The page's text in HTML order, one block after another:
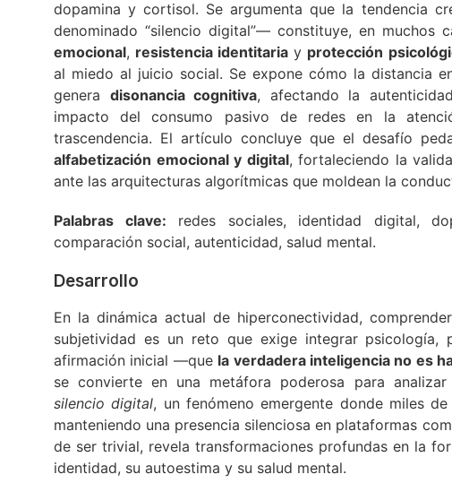
dopamina y cortisol. Se argumenta que la tendencia
denominado “silencio digital”— constituye, en muchos
emocional, resistencia identitaria y protección
al miedo al juicio social. Se expone cómo la distancia
genera disonancia cognitiva, afectando la
impacto del consumo pasivo de redes en la
trascendencia. El artículo concluye que el desafío
alfabetización emocional y digital, fortaleciendo la
ante las arquitecturas algorítmicas que moldean la
Palabras clave: redes sociales, identidad digital,
comparación social, autenticidad, salud mental.
Desarrollo
En la dinámica actual de hiperconectividad,
subjetividad es un reto que exige integrar psicología,
afirmación inicial —que la verdadera inteligencia no es
se convierte en una metáfora poderosa para
silencio digital, un fenómeno emergente donde miles
manteniendo una presencia silenciosa en plataformas
de ser trivial, revela transformaciones profundas en la
identidad, su autoestima y su salud mental.